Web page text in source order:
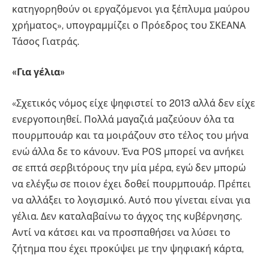
κατηγορηθούν οι εργαζόμενοι για ξέπλυμα μαύρου
χρήματος», υπογραμμίζει ο Πρόεδρος του ΣΚΕΑΝΑ
Τάσος Γιατράς.
«Για γέλια»
«Σχετικός νόμος είχε ψηφιστεί το 2013 αλλά δεν είχε
ενεργοποιηθεί. Πολλά μαγαζιά μαζεύουν όλα τα
πουρμπουάρ και τα μοιράζουν στο τέλος του μήνα
ενώ άλλα δε το κάνουν. Ένα POS μπορεί να ανήκει
σε επτά σερβιτόρους την μία μέρα, εγώ δεν μπορώ
να ελέγξω σε ποιον έχει δοθεί πουρμπουάρ. Πρέπει
να αλλάξει το λογισμικό. Αυτό που γίνεται είναι για
γέλια. Δεν καταλαβαίνω το άγχος της κυβέρνησης.
Αντί να κάτσει και να προσπαθήσει να λύσει το
ζήτημα που έχει προκύψει με την ψηφιακή κάρτα,